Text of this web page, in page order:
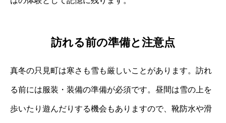
訪れる前の準備と注意点
真冬の只見町は寒さも雪も厳しいことがあります。訪れ
る前には服装・装備の準備が必須です。昼間は雪の上を
歩いたり遊んだりする機会もありますので、靴防水や滑